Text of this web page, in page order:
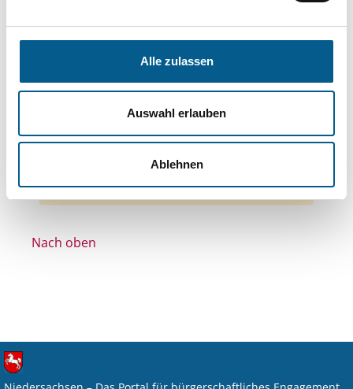
Alle zulassen
Auswahl erlauben
Ablehnen
Themen: Politische Bildung & Demokratie
Themen: Hilfsbedürftige Menschen
Themen: Ländliche Entwicklung
Themen: Seniorinnen, Senioren & Pflege
Themen: Kunst & Kultur
Alle Filter entfernen
Nach oben